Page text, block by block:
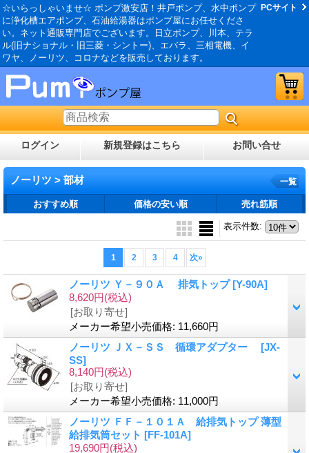
☆いらっしゃいませ☆ ポンプ激安店！井戸ポンプ、水中ポンプ
に浄化槽エアポンプ、石油給湯器はポンプ屋にお任せくださ
い。ネット通販専門店でございます。日立ポンプ、川本、テラ
ル(旧ナショナル・旧三菱・シントー)、エバラ、三相電機、イ
ワヤ、ノーリツ、コロナなどを販売しております。
PCサイト
ログイン 新規登録はこちら お問い合せ
ノーリツ > 部材 一覧
おすすめ順 価格の安い順 売れ筋順
表示件数:
1 2 3 4 次»
ノーリツ Ｙ－９０Ａ 排気トップ[Y-90A]
8,620円(税込)
[お取り寄せ]
メーカー希望小売価格: 11,660円
ノーリツ ＪＸ－ＳＳ 循環アダプター [JX-
SS]
8,140円(税込)
[お取り寄せ]
メーカー希望小売価格: 11,000円
ノーリツ ＦＦ－１０１Ａ 給排気トップ 薄型
給排気筒セット [FF-101A]
19,690円(税込)